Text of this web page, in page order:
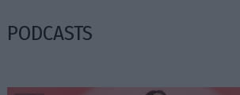
PODCASTS